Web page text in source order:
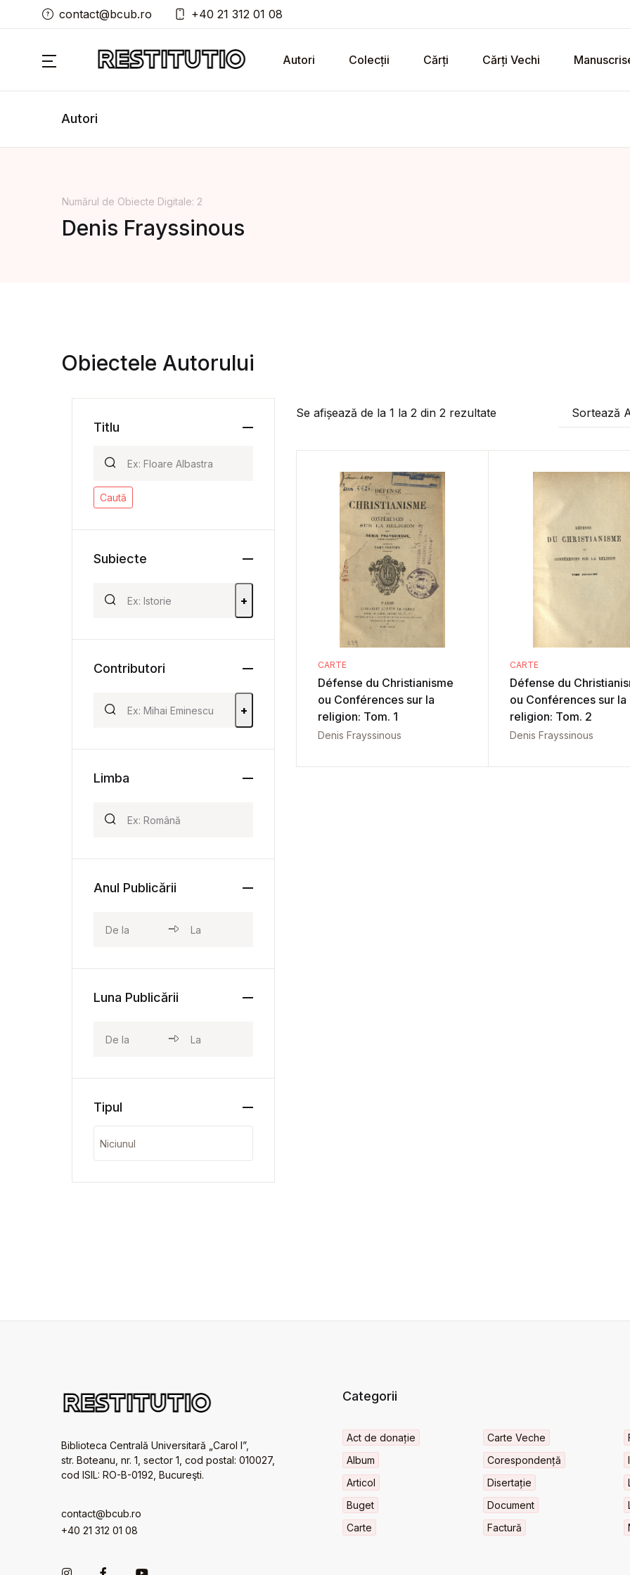
contact@bcub.ro +40 21 312 01 08
Autori Colecții Cărți Cărți Vechi
Autori
Numărul de Obiecte Digitale: 2
Denis Frayssinous
Obiectele Autorului
Se afișează de la 1 la 2din 2rezultate Sortează
CARTE
Défense du Christianisme
ou Conférences sur la
religion: Tom. 1
Denis Frayssinous
CARTE
Défense du
ou Conférences sur la
religion: Tom. 2
Denis Frayssinous
Titlu
Caută
Subiecte
+
Contributori
+
Limba
Anul Publicării
Luna Publicării
Tipul
Biblioteca Centrală Universitară „Carol I”,
str. Boteanu, nr. 1, sector 1, cod postal: 010027,
cod ISIL: RO-B-0192, Bucureşti.
contact@bcub.ro
+40 21 312 01 08
Categorii
Act de donație
Album
Articol
Buget
Carte
Carte Veche
Corespondență
Disertație
Document
Factură